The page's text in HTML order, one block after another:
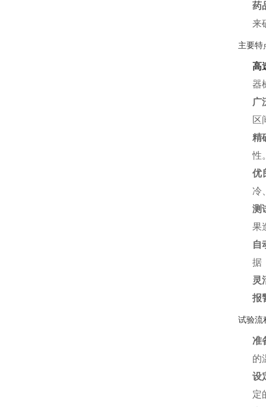
药
来
主要特
高
器
广
区
精
性
优
冷
测
果
自
据
灵
报
试验流
准
的
设
定